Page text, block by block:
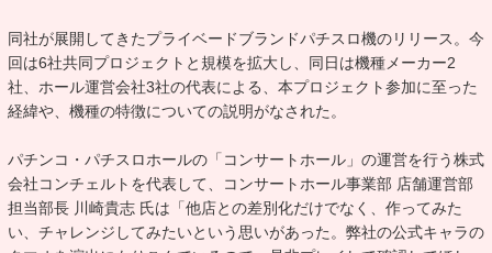
同社が展開してきたプライベードブランドパチスロ機のリリース。今
回は6社共同プロジェクトと規模を拡大し、同日は機種メーカー2
社、ホール運営会社3社の代表による、本プロジェクト参加に至った
経緯や、機種の特徴についての説明がなされた。
パチンコ・パチスロホールの「コンサートホール」の運営を行う株式
会社コンチェルトを代表して、コンサートホール事業部 店舗運営部
担当部長 川崎貴志 氏は「他店との差別化だけでなく、作ってみた
い、チャレンジしてみたいという思いがあった。弊社の公式キャラの